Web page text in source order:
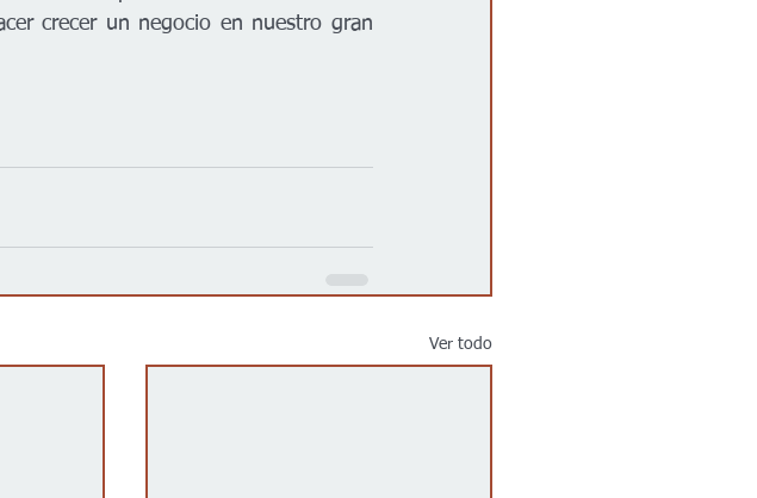
crecer un negocio en nuestro gran
Ver todo